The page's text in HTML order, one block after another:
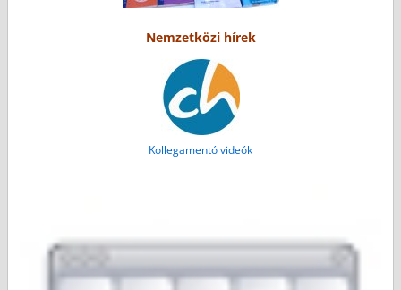
Nemzetközi hírek
Kollegamentó videók